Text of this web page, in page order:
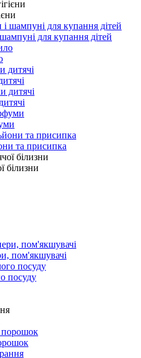
для купання дітей
та присипка
білизни
пом'якшувачі
посуду